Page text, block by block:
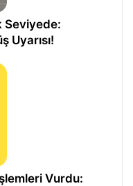
Seviyede:
Uyarısı!
Vurdu: